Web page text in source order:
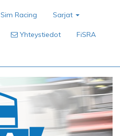
Sim Racing Sarjat
Yhteystiedot FiSRA